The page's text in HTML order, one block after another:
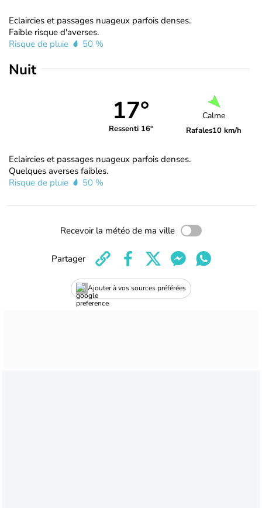
Eclaircies et passages nuageux parfois denses.
Faible risque d'averses.
Risque de pluie
50 %
Nuit
17°
Ressenti 16°
Calme
Rafales10 km/h
Eclaircies et passages nuageux parfois denses.
Quelques averses faibles.
Risque de pluie
50 %
Recevoir la météo de ma ville
Ajouter à vos sources préférées
Partager